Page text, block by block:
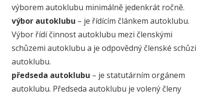
výborem autoklubu minimálně jedenkrát ročně.
výbor autoklubu – je řídícím článkem autoklubu.
Výbor řídí činnost autoklubu mezi členskými
schůzemi autoklubu a je odpovědný členské schůzi
autoklubu.
předseda autoklubu – je statutárním orgánem
autoklubu. Předseda autoklubu je volený členy